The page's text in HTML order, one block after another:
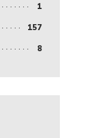
1
157
8